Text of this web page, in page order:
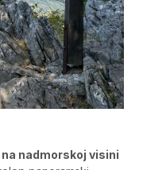
nadmorskoj visini